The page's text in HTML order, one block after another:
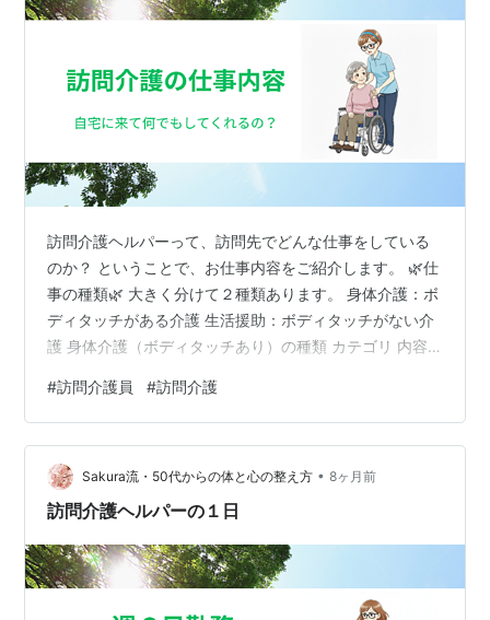
訪問介護ヘルパーって、訪問先でどんな仕事をしている
のか？ ということで、お仕事内容をご紹介します。 🌿仕
事の種類🌿 大きく分けて２種類あります。 身体介護：ボ
ディタッチがある介護 生活援助：ボディタッチがない介
護 身体介護（ボディタッチあり）の種類 カテゴリ 内容
排泄介助 トイレ介助、おむつ交換、ポータブルトイレ誘
導、失禁の後始末 食事介助 食事動作のサポート、見守
り、誤嚥予防の姿勢調整 移動・移乗・体位変換 ベッド⇄
車椅子移乗、歩行介助、体位変換、起き上がり手伝い 服
薬介助 内服の確認、必要に応じた見守り（※医療行為は
#訪問介護員 #訪問介護
Sakura流・50代からの体と心の整え方 • 8ヶ月前
訪問介護ヘルパーの１日